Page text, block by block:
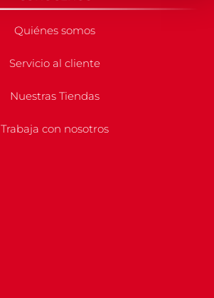
Quiénes somos
Servicio al cliente
Nuestras Tiendas
Trabaja con nosotros